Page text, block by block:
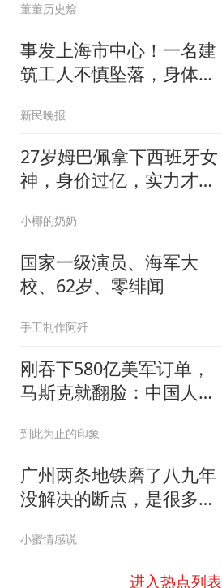
董董历史烩
事发上海市中心！一名建
筑工人不慎坠落，身体被
新民晚报
27岁姆巴佩拿下西班牙女
神，身价过亿，实力才是
小椰的奶奶
国家一级演员、海军大
校、62岁、零绯闻
手工制作阿歼
刚吞下580亿美军订单，
马斯克就翻脸：中国人、
到此为止的印象
广州两条地铁磨了八九年
没解决的断点，是很多人
小蜜情感说
进入热点列表